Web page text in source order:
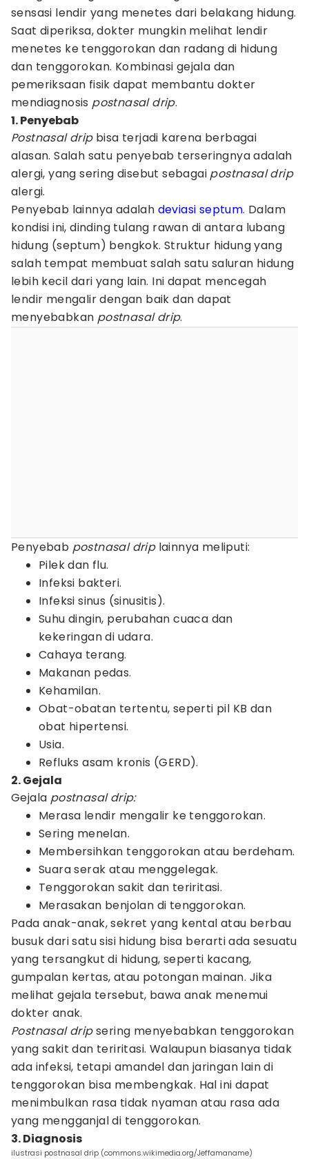
sensasi lendir yang menetes dari belakang hidung.
Saat diperiksa, dokter mungkin melihat lendir
menetes ke tenggorokan dan radang di hidung
dan tenggorokan. Kombinasi gejala dan
pemeriksaan fisik dapat membantu dokter
mendiagnosis postnasal drip.
1. Penyebab
Postnasal dripbisa terjadi karena berbagai
alasan. Salah satu penyebab terseringnya adalah
alergi, yang sering disebut sebagai postnasal drip
alergi.
Penyebab lainnya adalah deviasi septum. Dalam
kondisi ini, dinding tulang rawan di antara lubang
hidung (septum) bengkok. Struktur hidung yang
salah tempat membuat salah satu saluran hidung
lebih kecil dari yang lain. Ini dapat mencegah
lendir mengalir dengan baik dan dapat
menyebabkan postnasal drip.
Penyebab postnasal driplainnya meliputi:
Pilek dan flu.
Infeksi bakteri.
Infeksi sinus (sinusitis).
Suhu dingin, perubahan cuaca dan
kekeringan di udara.
Cahaya terang.
Makanan pedas.
Kehamilan.
Obat-obatan tertentu, seperti pil KB dan
obat hipertensi.
Usia.
Refluks asam kronis (GERD).
2. Gejala
Gejala postnasal drip:
Merasa lendir mengalir ke tenggorokan.
Sering menelan.
Membersihkan tenggorokan atau berdeham.
Suara serak atau menggelegak.
Tenggorokan sakit dan teriritasi.
Merasakan benjolan di tenggorokan.
Pada anak-anak, sekret yang kental atau berbau
busuk dari satu sisi hidung bisa berarti ada sesuatu
yang tersangkut di hidung, seperti kacang,
gumpalan kertas, atau potongan mainan. Jika
melihat gejala tersebut, bawa anak menemui
dokter anak.
Postnasal dripsering menyebabkan tenggorokan
yang sakit dan teriritasi. Walaupun biasanya tidak
ada infeksi, tetapi amandel dan jaringan lain di
tenggorokan bisa membengkak. Hal ini dapat
menimbulkan rasa tidak nyaman atau rasa ada
yang mengganjal di tenggorokan.
3. Diagnosis
ilustrasi postnasal drip (commons.wikimedia.org/Jeffamaname)